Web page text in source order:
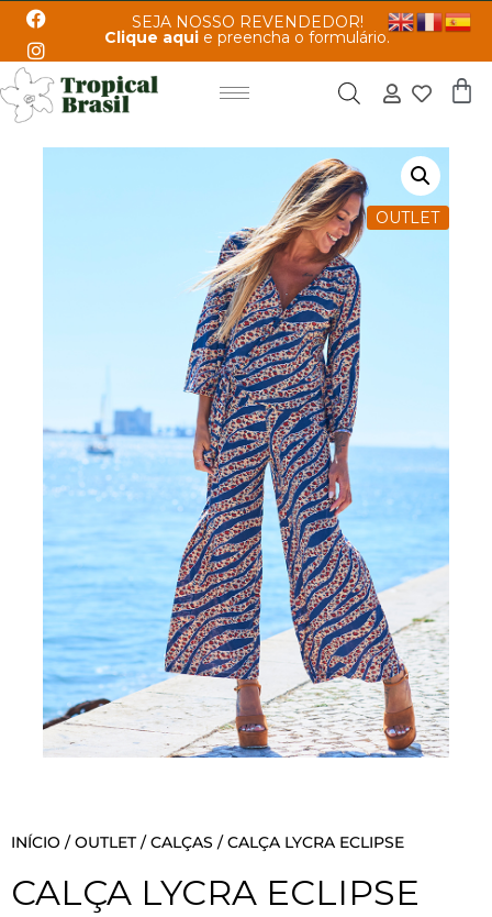
SEJA NOSSO REVENDEDOR!
Clique aqui e preencha o formulário.
OUTLET
INÍCIO /OUTLET/CALÇAS / CALÇA LYCRA ECLIPSE
CALÇA LYCRA ECLIPSE